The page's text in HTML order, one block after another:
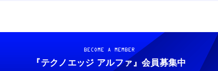
BECOME A MEMBER
『テクノエッジ アルファ』 会員募集中